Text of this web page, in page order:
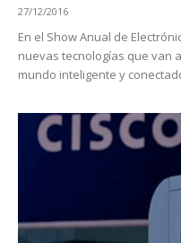
27/12/2016
En el Show Anual de
nuevas tecnologías que van
mundo inteligente y